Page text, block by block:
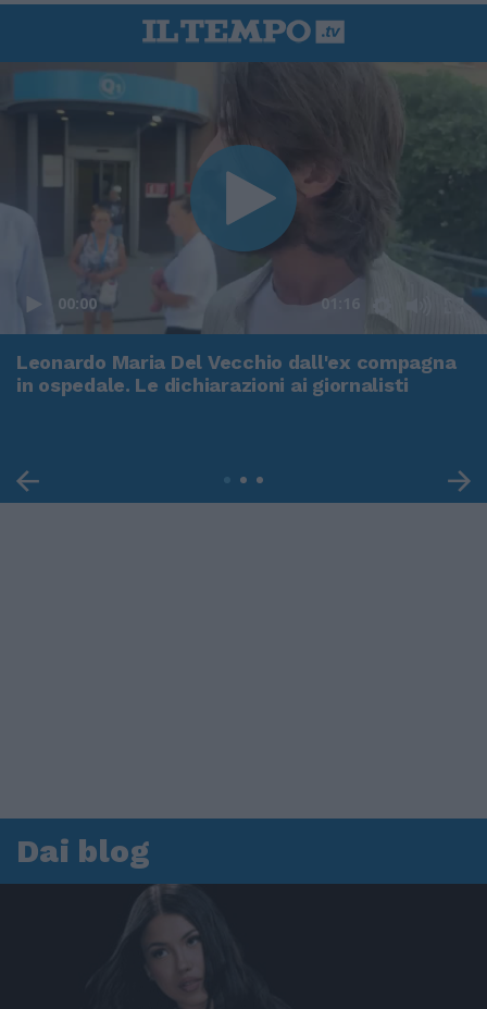
00:00 01:16
Leonardo Maria Del Vecchio dall'ex compagna
in ospedale. Le dichiarazioni ai giornalisti
Dai blog